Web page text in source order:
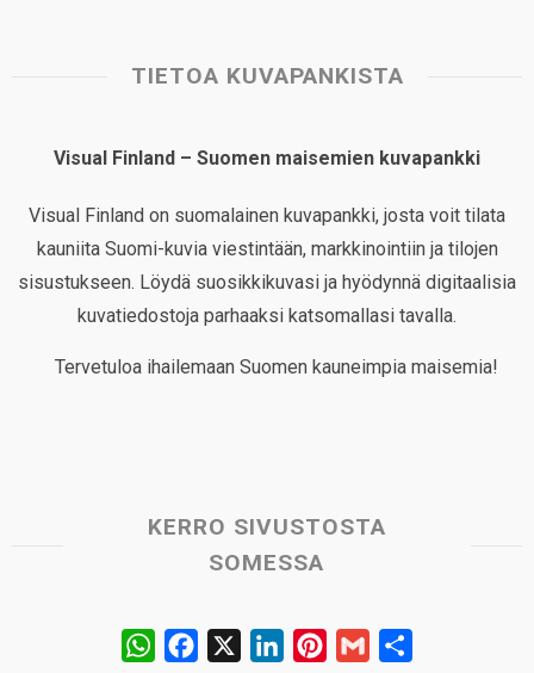
TIETOA KUVAPANKISTA
Visual Finland – Suomen maisemien kuvapankki
Visual Finland on suomalainen kuvapankki, josta voit tilata
kauniita Suomi-kuvia viestintään, markkinointiin ja tilojen
sisustukseen. Löydä suosikkikuvasi ja hyödynnä digitaalisia
kuvatiedostoja parhaaksi katsomallasi tavalla.
Tervetuloa ihailemaan Suomen kauneimpia maisemia!
KERRO SIVUSTOSTA
SOMESSA
W